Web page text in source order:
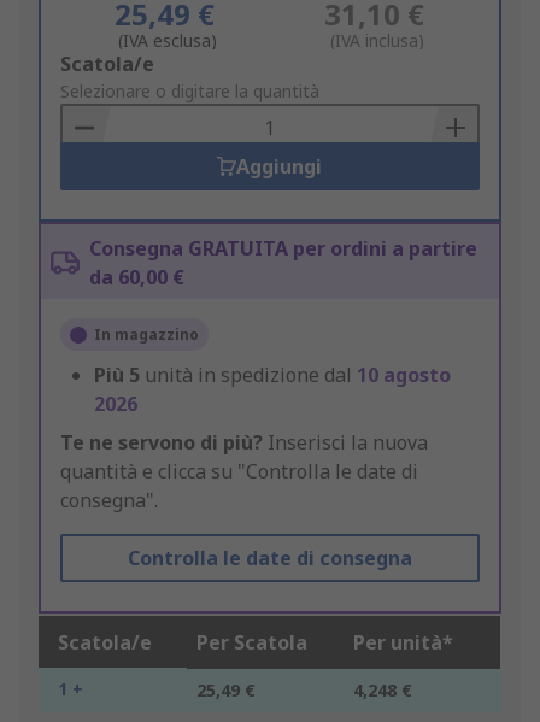
25,49 €
(IVA esclusa)
31,10 €
(IVA inclusa)
Add
to
Basket
Scatola/e
Selezionare o digitare la quantità
Aggiungi
Consegna GRATUITA per ordini a partire
da 60,00 €
In magazzino
Più 5 unità in spedizione dal 10 agosto
2026
Te ne servono di più? Inserisci la nuova
quantità e clicca su "Controlla le date di
consegna".
Controlla le date di consegna
Scatola/e Per Scatola Per unità*
1 + 25,49 € 4,248 €